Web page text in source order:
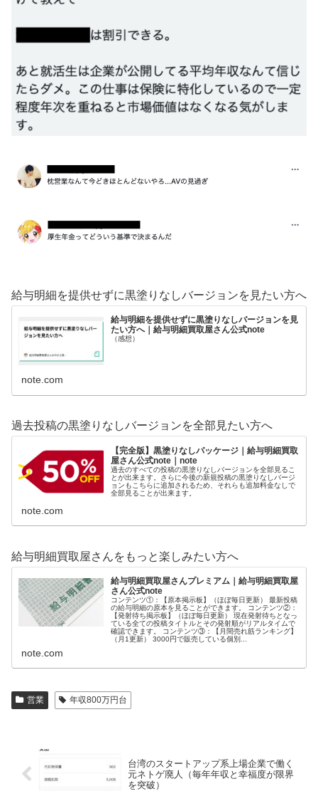
給与明細を提供せずに黒塗りなしバージョンを見たい方へ
給与明細を提供せずに黒塗りなしバージョンを見
たい方へ｜給与明細買取屋さん公式note
（感想）
note.com
過去投稿の黒塗りなしバージョンを全部見たい方へ
【完全版】黒塗りなしパッケージ｜給与明細買取
屋さん公式note｜note
過去のすべての投稿の黒塗りなしバージョンを全部見るこ
とが出来ます。さらに今後の新規投稿の黒塗りなしバージ
ョンもこちらに追加されるため、それらも追加料金なしで
全部見ることが出来ます。
note.com
給与明細買取屋さんをもっと楽しみたい方へ
給与明細買取屋さんプレミアム｜給与明細買取屋
さん公式note
コンテンツ①：【原本掲示板】（ほぼ毎日更新） 最新投稿
の給与明細の原本を見ることができます。 コンテンツ②：
【発射待ち掲示板】（ほぼ毎日更新） 現在発射待ちとなっ
ている全ての投稿タイトルとその発射順がリアルタイムで
確認できます。 コンテンツ③：【月間売れ筋ランキング】
（月1更新） 3000円で販売している個別...
note.com
営業 年収800万円台
台湾のスタートアップ系上場企業で働く
元ネトゲ廃人（毎年年収と幸福度が限界
を突破）